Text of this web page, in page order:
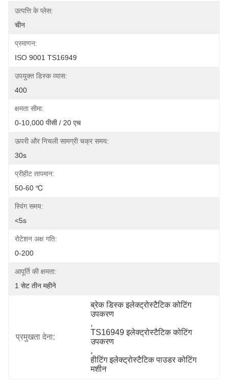
उत्पत्ति के प्लेस:
चीन
प्रमाणन:
ISO 9001 TS16949
उपयुक्त डिस्क व्यास:
400
क्षमता सीमा:
0-10,000 पीसी / 20 एच
ऊपरी और निचली सामग्री चक्र समय:
30s
प्रीहीट तापमान:
50-60 ℃
स्विंग समय:
<5s
रोटेशन अक्ष गति:
0-200
आपूर्ति की क्षमता:
1 सेट तीन महीने
प्रमुखता देना:
ब्रेक डिस्क इलेक्ट्रोस्टैटिक कोटिंग
उपकरण
,
TS16949 इलेक्ट्रोस्टैटिक कोटिंग
उपकरण
,
हीटिंग इलेक्ट्रोस्टैटिक पाउडर कोटिंग
मशीन